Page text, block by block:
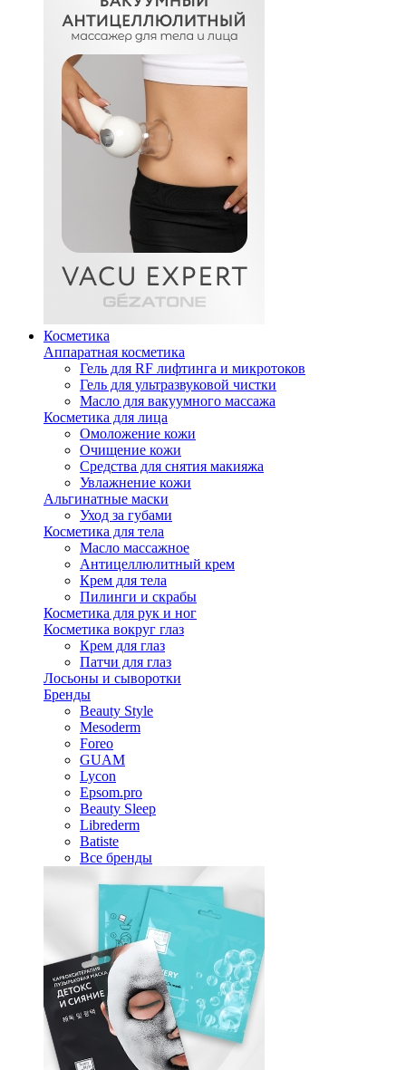
Косметика
Аппаратная косметика
Гель для RF лифтинга и микротоков
Гель для ультразвуковой чистки
Масло для вакуумного массажа
Косметика для лица
Омоложение кожи
Очищение кожи
Средства для снятия макияжа
Увлажнение кожи
Альгинатные маски
Уход за губами
Косметика для тела
Масло массажное
Антицеллюлитный крем
Крем для тела
Пилинги и скрабы
Косметика для рук и ног
Косметика вокруг глаз
Крем для глаз
Патчи для глаз
Лосьоны и сыворотки
Бренды
Beauty Style
Mesoderm
Foreo
GUAM
Lycon
Epsom.pro
Beauty Sleep
Librederm
Batiste
Все бренды